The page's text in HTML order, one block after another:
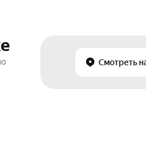
Смотреть